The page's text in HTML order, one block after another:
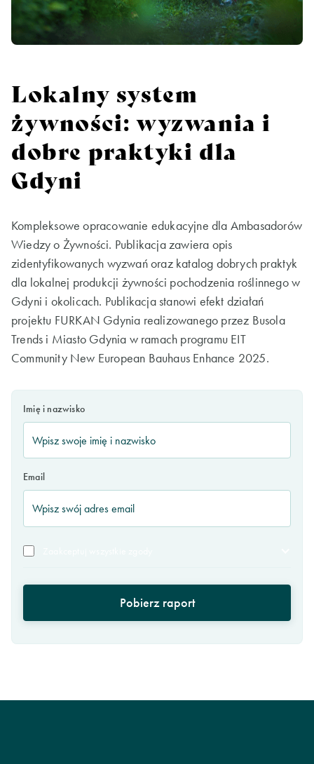
Lokalny system
żywności: wyzwania i
dobre praktyki dla
Gdyni
Kompleksowe opracowanie edukacyjne dla Ambasadorów
Wiedzy o Żywności. Publikacja zawiera opis
zidentyfikowanych wyzwań oraz katalog dobrych praktyk
dla lokalnej produkcji żywności pochodzenia roślinnego w
Gdyni i okolicach. Publikacja stanowi efekt działań
projektu FURKAN Gdynia realizowanego przez Busola
Trends i Miasto Gdynia w ramach programu EIT
Community New European Bauhaus Enhance 2025.
Imię i nazwisko
Email